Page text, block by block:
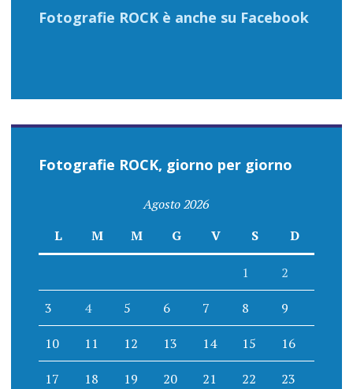
Fotografie ROCK è anche su Facebook
Fotografie ROCK, giorno per giorno
Agosto 2026
L
M M G V S D
1 2
3 4 5 6 7 8 9
10 11 12 13 14 15 16
17 18 19 20 21 22 23